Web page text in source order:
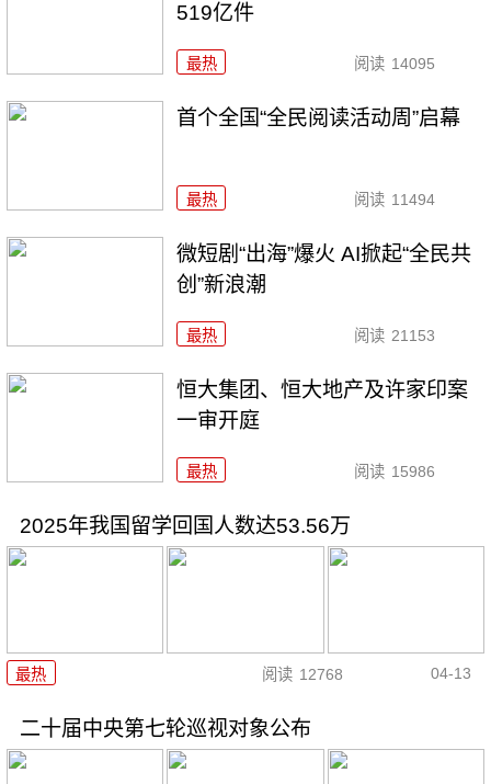
519亿件
最热 阅读 14095
首个全国“全民阅读活动周”启幕
最热 阅读 11494
微短剧“出海”爆火 AI掀起“全民共
创”新浪潮
最热 阅读 21153
恒大集团、恒大地产及许家印案
一审开庭
最热 阅读 15986
2025年我国留学回国人数达53.56万
最热 阅读 12768 04-13
二十届中央第七轮巡视对象公布